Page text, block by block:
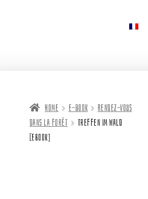
Home e-book
Rendez-vous
dans la forêt
Treffen im Wald
[eBook]